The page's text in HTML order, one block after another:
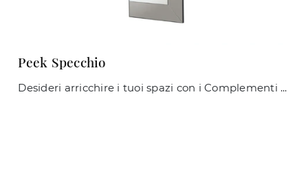
Peek Specchio
Desideri arricchire i tuoi spazi con i Complementi Midj? Ecco qui diversi modelli di specchi senza cornice come Peek Specchio.